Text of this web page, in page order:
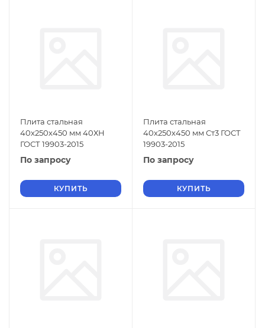
Плита стальная
40х250х450 мм 40ХН
ГОСТ 19903-2015
По запросу
КУПИТЬ
Плита стальная
40х250х450 мм Ст3 ГОСТ
19903-2015
По запросу
КУПИТЬ